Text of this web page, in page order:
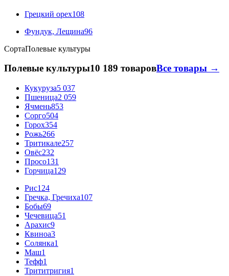
Грецкий орех108
Фундук, Лещина96
СортаПолевые культуры
Полевые культуры10 189 товаровВсе товары →
Кукуруза5 037
Пшеница2 059
Ячмень853
Сорго504
Горох354
Рожь266
Тритикале257
Овёс232
Просо131
Горчица129
Рис124
Гречка, Гречиха107
Бобы69
Чечевица51
Арахис9
Квиноа3
Солянка1
Маш1
Тефф1
Трититригия1